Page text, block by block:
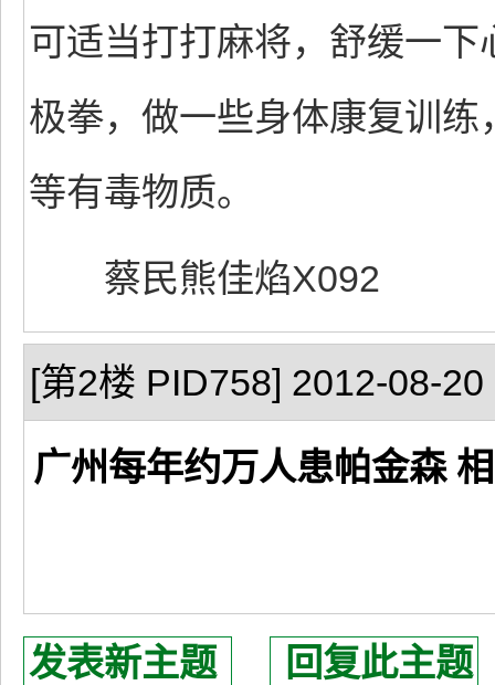
可适当打打麻将，舒缓一
极拳，做一些身体康复训
等有毒物质。
蔡民熊佳焰X092
[第2楼 PID758] 2012-08-20
广州每年约万人患帕金森
发表新主题 回复此主题